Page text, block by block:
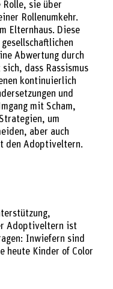
sie über
Rollenumkehr.
Elternhaus. Diese
Abwertung durch
dass Rassismus
kontinuierlich
und
mit Scham,
um
aber auch
den Adoptiveltern.
Adoptiveltern ist
Inwiefern sind
heute Kinder of Color